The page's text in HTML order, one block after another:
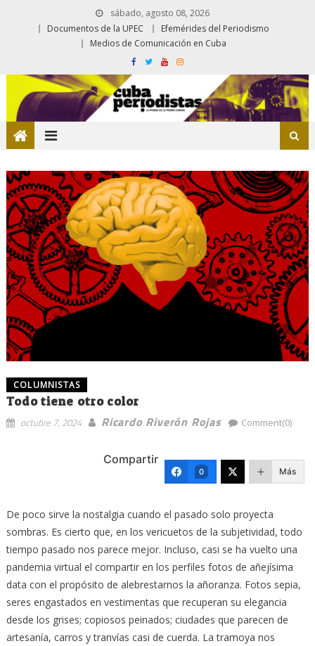
sábado, agosto 08, 2026
Documentos de la UPEC
Efemérides del Periodismo
Medios de Comunicación en Cuba
COLUMNISTAS
Todo tiene otro color
octubre 7, 2024 Ricardo Riverón Rojas Comment(0)
Compartir
0 Más
De poco sirve la nostalgia cuando el pasado solo proyecta
sombras. Es cierto que, en los vericuetos de la subjetividad, todo
tiempo pasado nos parece mejor. Incluso, casi se ha vuelto una
pandemia virtual el compartir en los perfiles fotos de añejísima
data con el propósito de alebrestarnos la añoranza. Fotos sepia,
seres engastados en vestimentas que recuperan su elegancia
desde los grises; copiosos peinados; ciudades que parecen de
artesanía, carros y tranvías casi de cuerda. La tramoya nos